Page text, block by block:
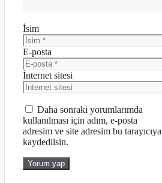
İsim
E-posta
İnternet sitesi
Daha sonraki yorumlarımda
kullanılması için adım, e-posta
adresim ve site adresim bu tarayıcıya
kaydedilsin.